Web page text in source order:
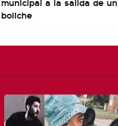
boliche